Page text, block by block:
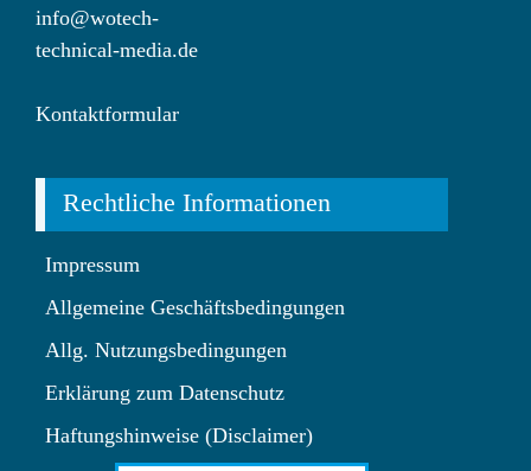
info@wotech-
technical-media.de
Kontaktformular
Rechtliche Informationen
Impressum
Allgemeine Geschäftsbedingungen
Allg. Nutzungsbedingungen
Erklärung zum Datenschutz
Haftungshinweise (Disclaimer)